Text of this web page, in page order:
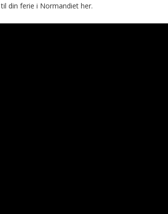
din ferie i Normandiet her.